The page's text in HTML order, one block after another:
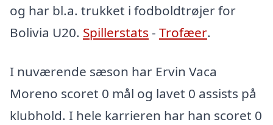
og har bl.a. trukket i fodboldtrøjer for
Bolivia U20. Spillerstats - Trofæer.
I nuværende sæson har Ervin Vaca
Moreno scoret 0 mål og lavet 0 assists på
klubhold. I hele karrieren har han scoret 0